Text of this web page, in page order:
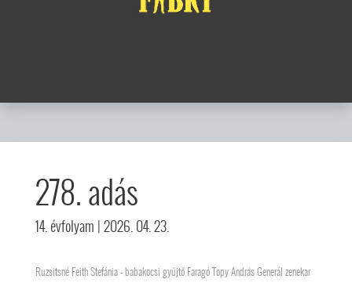
278. adás
14. évfolyam | 2026. 04. 23.
Ruzsitsné Feith Stefánia - babakocsi gyűjtő Faragó Topy András Generál zenekar